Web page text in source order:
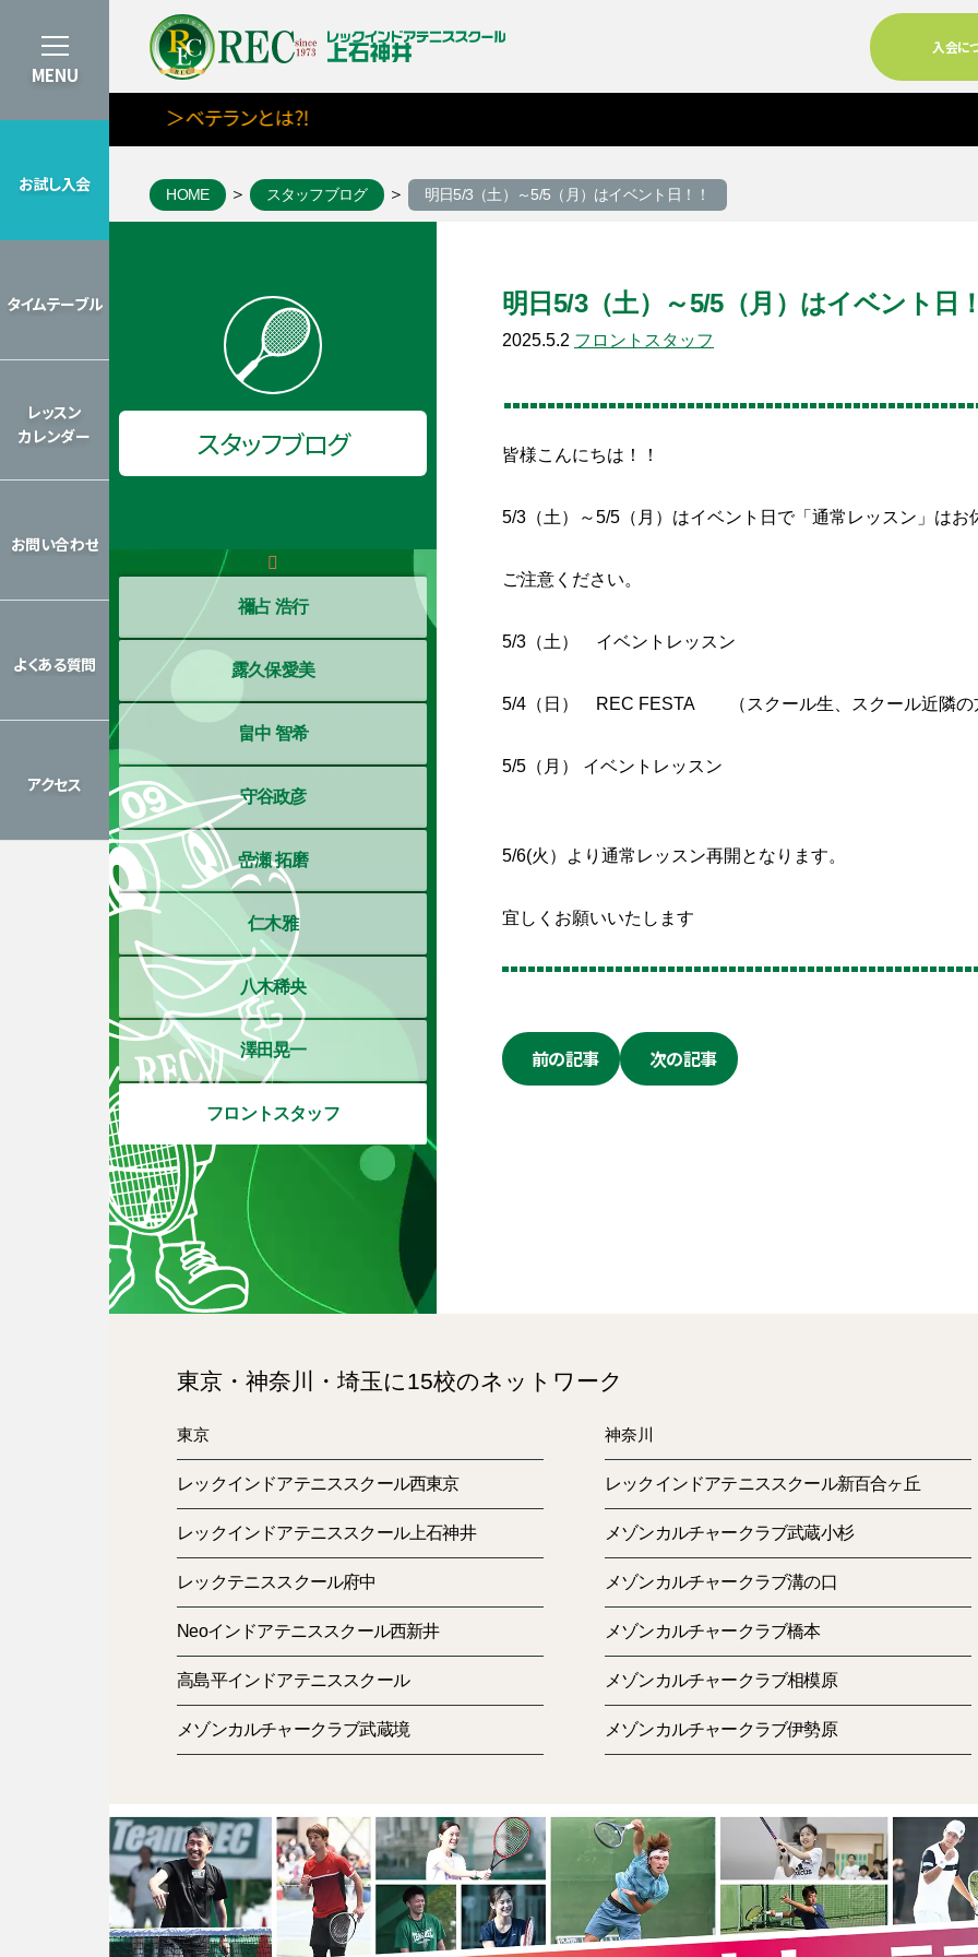
MENU
お試し入会
タイムテーブル
レッスン
カレンダー
お問い合わせ
よくある質問
アクセス
入会に
＞ベテランとは⁈
HOME スタッフブログ 明日5/3（土）～5/5（月）はイベント日！！
スタッフブログ
禰占 浩行
露久保愛美
畠中 智希
守谷政彦
嵒瀬 拓磨
仁木雅
八木稀央
澤田晃一
フロントスタッフ
明日5/3（土）～5/5（月）はイベント日
2025.5.2 フロントスタッフ
皆様こんにちは！！
5/3（土）～5/5（月）はイベント日で「通常レッスン」はお
ご注意ください。
5/3（土） イベントレッスン
5/4（日） REC FESTA （スクール生、スクール近隣の
5/5（月） イベントレッスン
5/6(火）より通常レッスン再開となります。
宜しくお願いいたします
前の記事 次の記事
東京・神奈川・埼玉に15校のネットワーク
東京
レックインドアテニススクール西東京
レックインドアテニススクール上石神井
レックテニススクール府中
Neoインドアテニススクール西新井
高島平インドアテニススクール
メゾンカルチャークラブ武蔵境
神奈川
レックインドアテニススクール新百合ヶ丘
メゾンカルチャークラブ武蔵小杉
メゾンカルチャークラブ溝の口
メゾンカルチャークラブ橋本
メゾンカルチャークラブ相模原
メゾンカルチャークラブ伊勢原